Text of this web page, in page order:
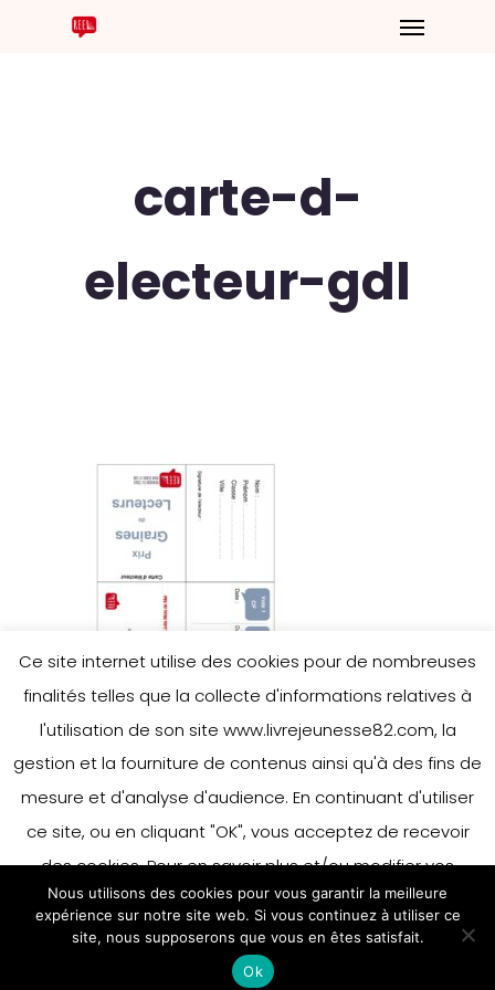
carte-d-
electeur-gdl
Ce site internet utilise des cookies pour de nombreuses
finalités telles que la collecte d'informations relatives à
l'utilisation de son site www.livrejeunesse82.com, la
gestion et la fourniture de contenus ainsi qu'à des fins de
mesure et d'analyse d'audience. En continuant d'utiliser
ce site, ou en cliquant "OK", vous acceptez de recevoir
des cookies. Pour en savoir plus et/ou modifier vos
préférences en matière de cookies, merci de vous référer
à notre politique sur les cookies.
Accepter
En savoir plus
Nous utilisons des cookies pour vous garantir la meilleure
expérience sur notre site web. Si vous continuez à utiliser ce
site, nous supposerons que vous en êtes satisfait.
Ok